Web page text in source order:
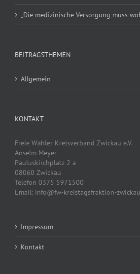
„Die medizinische Versorgung muss
BEITRAGSTHEMEN
Allgemein
KONTAKT
Freie Wähler Kreisverband Zwickau e.V.
Anselm Meyer
Pauluskirchplatz 2 a
08060 Zwickau
Telefon 0375 5971500
Email: info@fw-kreistagsfraktion-
Impressum
Kontakt